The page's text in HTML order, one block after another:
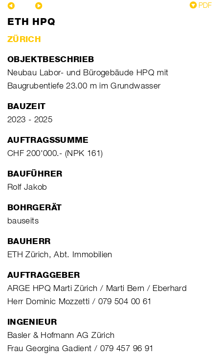
PDF
ETH HPQ
ZÜRICH
OBJEKTBESCHRIEB
Neubau Labor- und Bürogebäude HPQ mit
Baugrubentiefe 23.00 m im Grundwasser
BAUZEIT
2023 - 2025
AUFTRAGSSUMME
CHF 200'000.- (NPK 161)
BAUFÜHRER
Rolf Jakob
BOHRGERÄT
bauseits
BAUHERR
ETH Zürich, Abt. Immobilien
AUFTRAGGEBER
ARGE HPQ Marti Zürich / Marti Bern / Eberhard
Herr Dominic Mozzetti / 079 504 00 61
INGENIEUR
Basler & Hofmann AG Zürich
Frau Georgina Gadient / 079 457 96 91